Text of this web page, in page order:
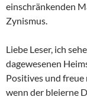
einschränkenden
Zynismus.
Liebe Leser, ich
dagewesenen
Positives und
wenn der bleierne